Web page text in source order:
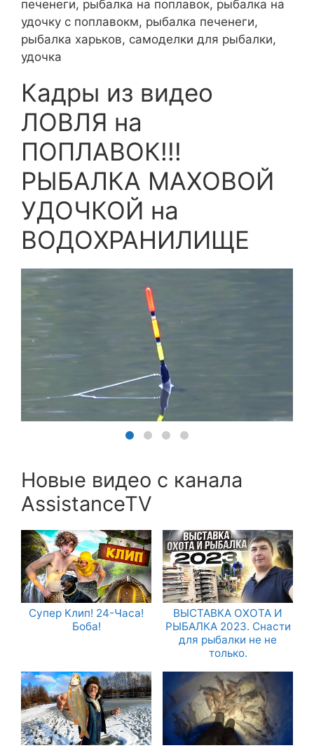
печенеги, рыбалка на поплавок, рыбалка на
удочку с поплавокм, рыбалка печенеги,
рыбалка харьков, самоделки для рыбалки,
удочка
Кадры из видео
ЛОВЛЯ на
ПОПЛАВОК!!!
РЫБАЛКА МАХОВОЙ
УДОЧКОЙ на
ВОДОХРАНИЛИЩЕ
Новые видео с канала
AssistanceTV
Супер Клип! 24-Часа!
Боба!
ВЫСТАВКА ОХОТА И
РЫБАЛКА 2023. Снасти
для рыбалки не не
только.